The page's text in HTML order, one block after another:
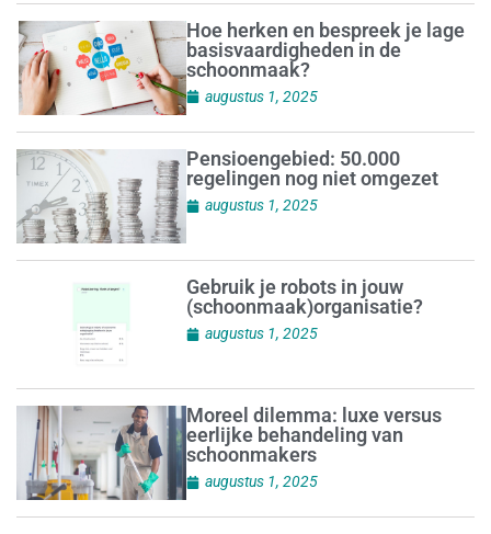
Hoe herken en bespreek je lage
basisvaardigheden in de
schoonmaak?
augustus 1, 2025
Pensioengebied: 50.000
regelingen nog niet omgezet
augustus 1, 2025
Gebruik je robots in jouw
(schoonmaak)organisatie?
augustus 1, 2025
Moreel dilemma: luxe versus
eerlijke behandeling van
schoonmakers
augustus 1, 2025